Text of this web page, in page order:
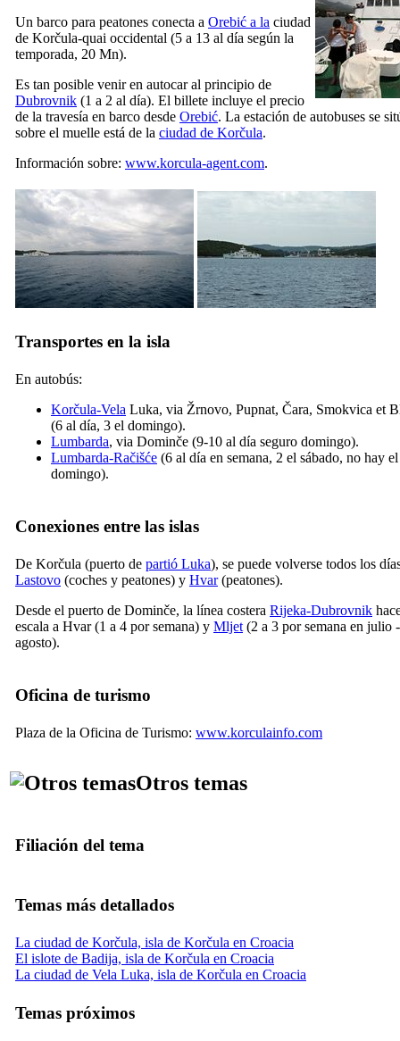
Un barco para peatones conecta a Orebić a la ciudad
de Korčula-quai occidental (5 a 13 al día según la
temporada, 20 Mn).
Es tan posible venir en autocar al principio de
Dubrovnik (1 a 2 al día). El billete incluye el precio
de la travesía en barco desde Orebić. La estación de autobuses se
sobre el muelle está de la ciudad de Korčula.
Información sobre: www.korcula-agent.com.
Transportes en la isla
En autobús:
Korčula-Vela Luka, via Žrnovo, Pupnat, Čara, Smokvica et
(6 al día, 3 el domingo).
Lumbarda, via Dominče (9-10 al día seguro domingo).
Lumbarda-Račišće (6 al día en semana, 2 el sábado, no hay el
domingo).
Conexiones entre las islas
De Korčula (puerto de partió Luka), se puede volverse todos los
Lastovo (coches y peatones) y Hvar(peatones).
Desde el puerto de Dominče, la línea costera Rijeka-Dubrovnik
escala a Hvar (1 a 4 por semana) y Mljet (2 a 3 por semana en julio -
agosto).
Oficina de turismo
Plaza de la Oficina de Turismo: www.korculainfo.com
Otros temas
Filiación del tema
Temas más detallados
La ciudad de Korčula, isla de Korčula en Croacia
El islote de Badija, isla de Korčula en Croacia
La ciudad de Vela Luka, isla de Korčula en Croacia
Temas próximos